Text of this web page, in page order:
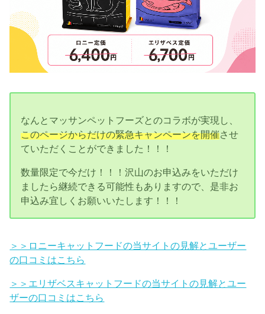
なんとマッサンペットフーズとのコラボが実現し、
このページからだけの緊急キャンペーンを開催させ
ていただくことができました！！！
数量限定で今だけ！！！沢山のお申込みをいただけ
ましたら継続できる可能性もありますので、是非お
申込み宜しくお願いいたします！！！
＞＞ロニーキャットフードの当サイトの見解とユーザー
の口コミはこちら
＞＞エリザベスキャットフードの当サイトの見解とユー
ザーの口コミはこちら